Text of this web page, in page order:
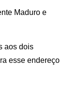
Maduro e
aos dois
esse endereço